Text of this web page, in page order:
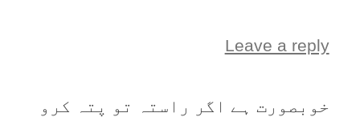
Leave a reply
خوبصورت ہے اگر راستہ تو پتہ کرو